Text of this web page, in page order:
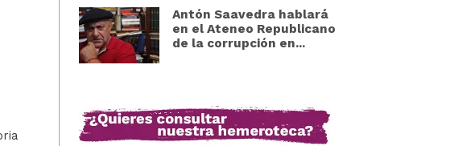
Antón Saavedra hablará
en el Ateneo Republicano
de la corrupción en...